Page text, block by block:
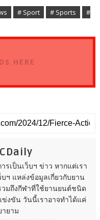
# Sport # Sports
#
HERE
ารเป็นเว็บฯ ข่าว หากแต่เรา
บฯ แหล่งข้อมูลเกี่ยวกับยาน
มถึงกีฬาที่ใช้ยานยนต์ชนิด
งขัน วันนี้เราอาจทำได้แค่
ยาม